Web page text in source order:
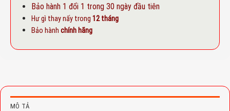
Bảo hành 1 đổi 1 trong 30 ngày đầu tiên
Hư gì thay nấy trong 12 tháng
Bảo hành chính hãng
MÔ TẢ